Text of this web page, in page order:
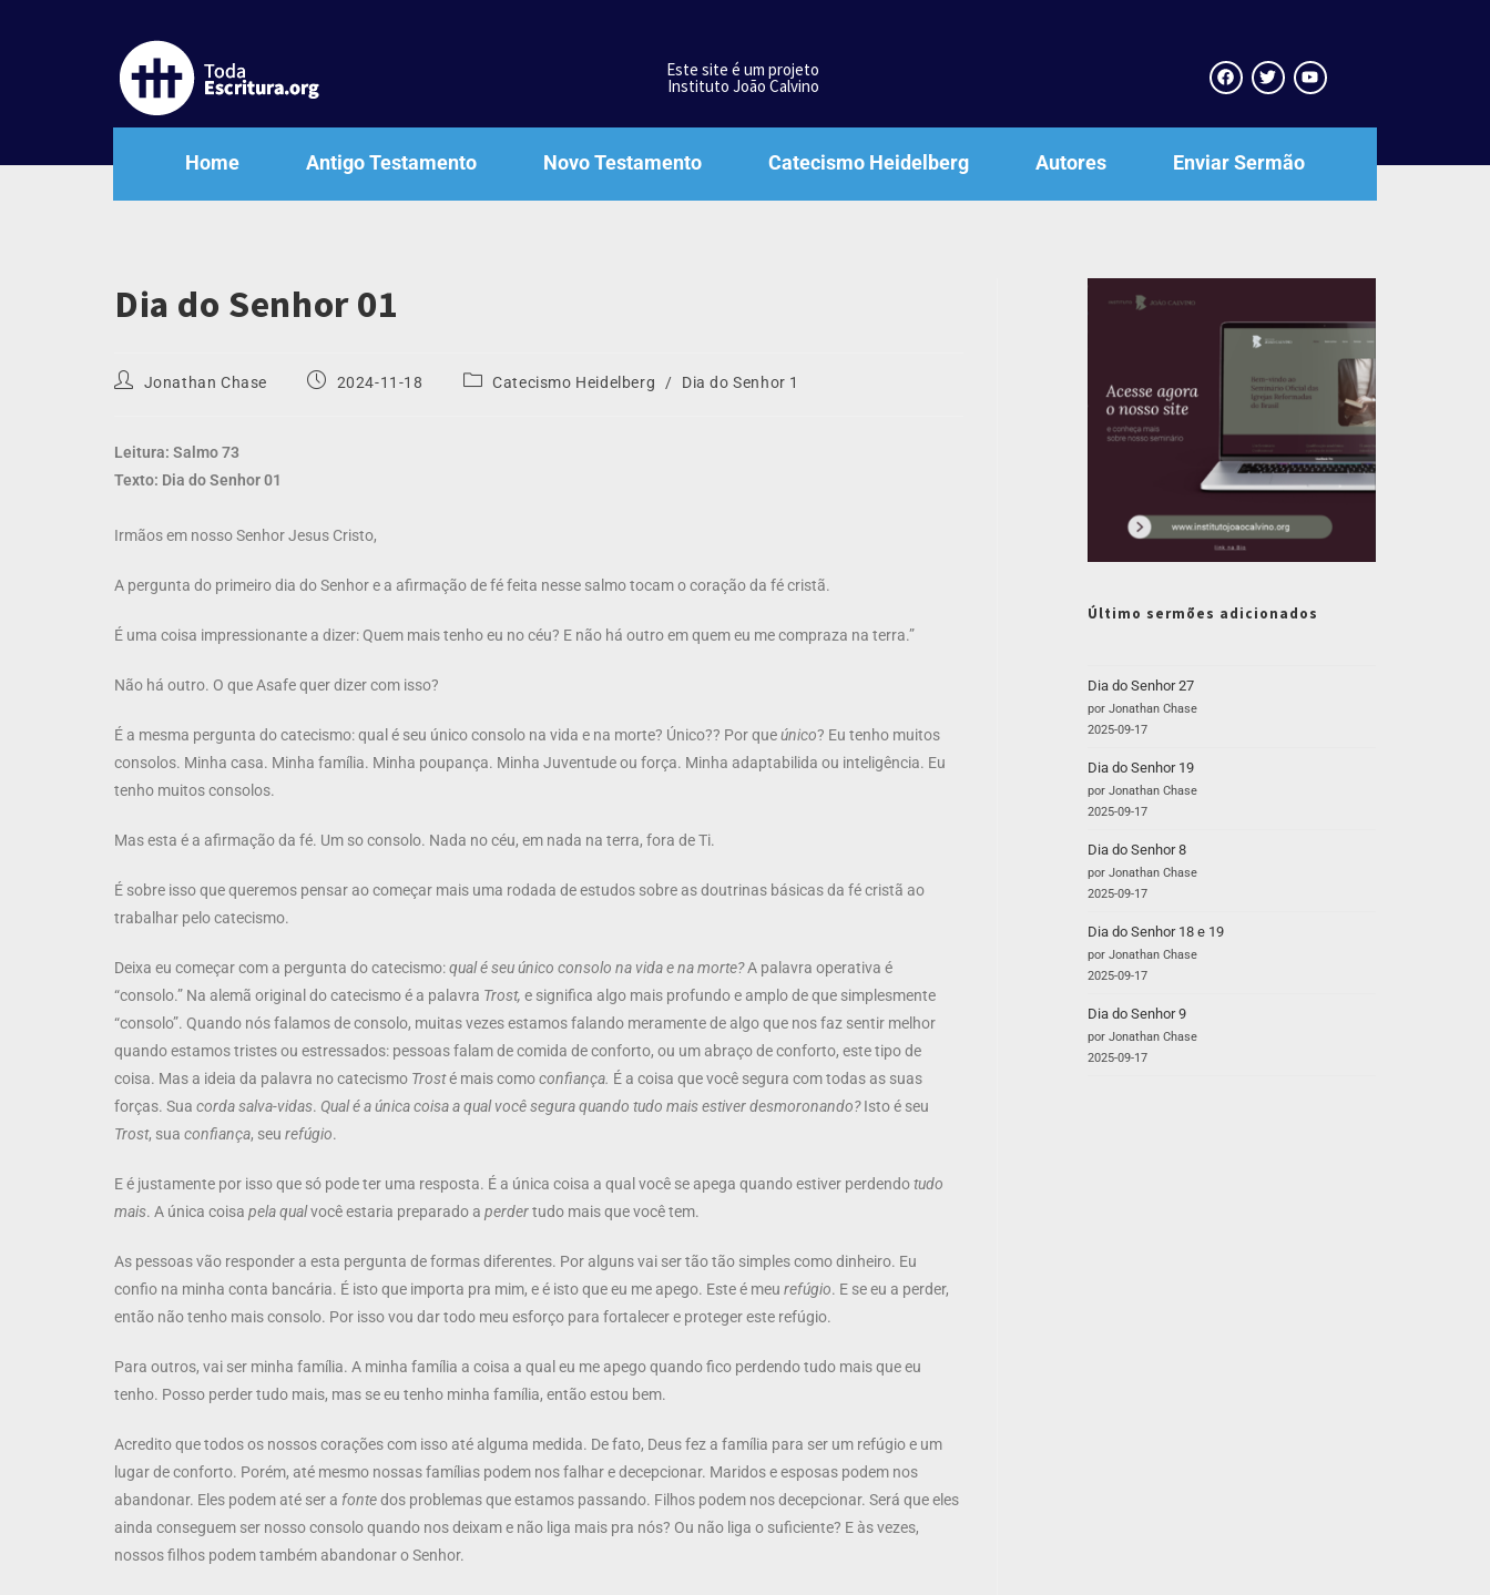
Este site é um projeto
Instituto João Calvino
Home Antigo Testamento Novo Testamento Catecismo Heidelberg Autores Enviar Sermão
Dia do Senhor 01
Jonathan Chase 2024-11-18 Catecismo Heidelberg / Dia do Senhor 1
Leitura: Salmo 73
Texto: Dia do Senhor 01
Irmãos em nosso Senhor Jesus Cristo,
A pergunta do primeiro dia do Senhor e a afirmação de fé feita nesse salmo tocam o coração da fé cristã.
É uma coisa impressionante a dizer: Quem mais tenho eu no céu? E não há outro em quem eu me compraza na terra.”
Não há outro. O que Asafe quer dizer com isso?
É a mesma pergunta do catecismo: qual é seu único consolo na vida e na morte? Único?? Por queúnico? Eu tenho muitos
consolos. Minha casa. Minha família. Minha poupança. Minha Juventude ou força. Minha adaptabilida ou inteligência. Eu
tenho muitos consolos.
Mas esta é a afirmação da fé. Um so consolo. Nada no céu, em nada na terra, fora de Ti.
É sobre isso que queremos pensar ao começar mais uma rodada de estudos sobre as doutrinas básicas da fé cristã ao
trabalhar pelo catecismo.
Deixa eu começar com a pergunta do catecismo:qual é seu único consolo na vida e na morte?A palavra operativa é
“consolo.” Na alemã original do catecismo é a palavra Trost, e significa algo mais profundo e amplo de que simplesmente
“consolo”. Quando nós falamos de consolo, muitas vezes estamos falando meramente de algo que nos faz sentir melhor
quando estamos tristes ou estressados: pessoas falam de comida de conforto, ou um abraço de conforto, este tipo de
coisa. Mas a ideia da palavra no catecismo Trosté mais comoconfiança. É a coisa que você segura com todas as suas
forças. Sua corda salva-vidas. Qual é a única coisa a qual você segura quando tudo mais estiver desmoronando?Isto é seu
Trost, sua confiança, seu refúgio.
E é justamente por isso que só pode ter uma resposta. É a única coisa a qual você se apega quando estiver perdendotudo
mais. A única coisa pela qualvocê estaria preparado a perdertudo mais que você tem.
As pessoas vão responder a esta pergunta de formas diferentes. Por alguns vai ser tão tão simples como dinheiro. Eu
confio na minha conta bancária. É isto que importa pra mim, e é isto que eu me apego. Este é meu refúgio. E se eu a perder,
então não tenho mais consolo. Por isso vou dar todo meu esforço para fortalecer e proteger este refúgio.
Para outros, vai ser minha família. A minha família a coisa a qual eu me apego quando fico perdendo tudo mais que eu
tenho. Posso perder tudo mais, mas se eu tenho minha família, então estou bem.
Acredito que todos os nossos corações com isso até alguma medida. De fato, Deus fez a família para ser um refúgio e um
lugar de conforto. Porém, até mesmo nossas famílias podem nos falhar e decepcionar. Maridos e esposas podem nos
abandonar. Eles podem até ser a fontedos problemas que estamos passando. Filhos podem nos decepcionar. Será que eles
ainda conseguem ser nosso consolo quando nos deixam e não liga mais pra nós? Ou não liga o suficiente? E às vezes,
nossos filhos podem também abandonar o Senhor.
Último sermões adicionados
Dia do Senhor 27
por Jonathan Chase
2025-09-17
Dia do Senhor 19
por Jonathan Chase
2025-09-17
Dia do Senhor 8
por Jonathan Chase
2025-09-17
Dia do Senhor 18 e 19
por Jonathan Chase
2025-09-17
Dia do Senhor 9
por Jonathan Chase
2025-09-17